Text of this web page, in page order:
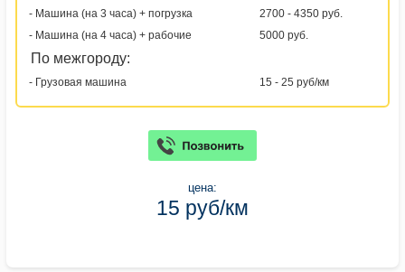
- Машина (на 3 часа) + погрузка
2700 - 4350 руб.
- Машина (на 4 часа) + рабочие
5000 руб.
По межгороду:
- Грузовая машина 15 - 25 руб/км
цена:
15 руб/км